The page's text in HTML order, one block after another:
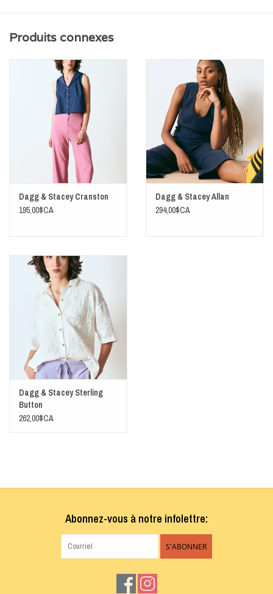
Produits connexes
Dagg & Stacey Cranston
195,00$CA
Dagg & Stacey Allan
294,00$CA
Dagg & Stacey Sterling
Button
262,00$CA
Abonnez-vous à notre infolettre:
S'ABONNER